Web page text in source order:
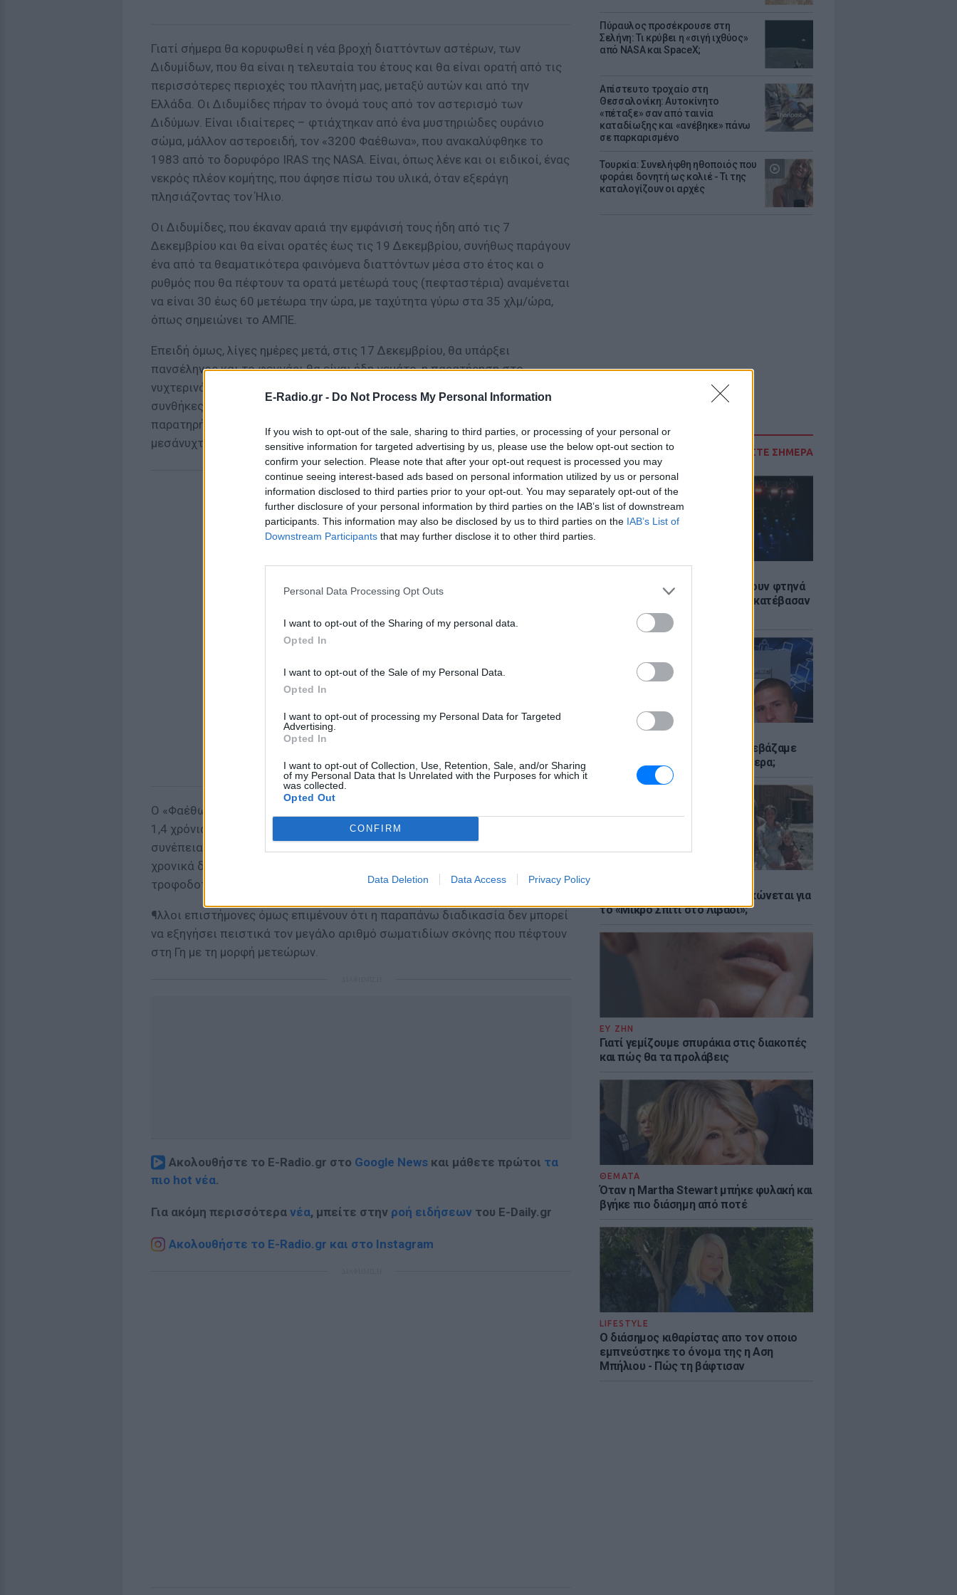
E-Radio.gr - Do Not Process My Personal Information
If you wish to opt-out of the sale, sharing to third parties, or processing of your personal or
sensitive information for targeted advertising by us, please use the below opt-out section to
confirm your selection. Please note that after your opt-out request is processed you may
continue seeing interest-based ads based on personal information utilized by us or personal
information disclosed to third parties prior to your opt-out. You may separately opt-out of the
further disclosure of your personal information by third parties on the IAB’s list of downstream
participants. This information may also be disclosed by us to third parties on the IAB’s List of
Downstream Participants that may further disclose it to other third parties.
Personal Data Processing Opt Outs
I want to opt-out of the Sharing of my personal data.
Opted In
I want to opt-out of the Sale of my Personal Data.
Opted In
I want to opt-out of processing my Personal Data for Targeted
Advertising.
Opted In
I want to opt-out of Collection, Use, Retention, Sale, and/or Sharing
of my Personal Data that Is Unrelated with the Purposes for which it
was collected.
Opted Out
CONFIRM
Data Deletion Data Access Privacy Policy
Πύραυλος προσέκρουσε στη
Σελήνη: Τι κρύβει η «σιγή ιχθύος»
από NASA και SpaceX;
Απίστευτο τροχαίο στη
Θεσσαλονίκη: Αυτοκίνητο
«πέταξε» σαν από ταινία
καταδίωξης και «ανέβηκε» πάνω
σε παρκαρισμένο
Τουρκία: Συνελήφθη ηθοποιός που
φοράει δoνητή ως κολιέ - Τι της
καταλογίζουν οι αρχές
ΔΙΑΒΑΣΤΕ ΣΗΜΕΡΑ
Οι συναυλίες επιτέλους βγάζουν φτηνά
εισιτήρια - Ποιοι καλλιτέχνες κατέβασαν
τις τιμές
Έφτιαξαν το Napster που κατεβάζαμε
μουσική - Πού βρίσκονται σήμερα;
Explainer: Γιατί η Αμερική τσακώνεται για
το «Μικρό Σπίτι στο Λιβάδι»;
ΕΥ ΖΗΝ
Γιατί γεμίζουμε σπυράκια στις διακοπές
και πώς θα τα προλάβεις
ΘΕΜΑΤΑ
Όταν η Martha Stewart μπήκε φυλακή και
βγήκε πιο διάσημη από ποτέ
LIFESTYLE
Ο διάσημος κιθαρίστας απο τον οποιο
εμπνεύστηκε το όνομα της η Αση
Μπήλιου - Πώς τη βάφτισαν
Γιατί σήμερα θα κορυφωθεί η νέα βροχή διαττόντων αστέρων, των
Διδυμίδων, που θα είναι η τελευταία του έτους και θα είναι ορατή από τις
περισσότερες περιοχές του πλανήτη μας, μεταξύ αυτών και από την
Ελλάδα. Οι Διδυμίδες πήραν το όνομά τους από τον αστερισμό των
Διδύμων. Είναι ιδιαίτερες – φτιάχτηκαν από ένα μυστηριώδες ουράνιο
σώμα, μάλλον αστεροειδή, τον «3200 Φαέθωνα», που ανακαλύφθηκε το
1983 από το δορυφόρο IRAS της NASA. Είναι, όπως λένε και οι ειδικοί, ένας
νεκρός πλέον κομήτης, που άφησε πίσω του υλικά, όταν εξεράγη
πλησιάζοντας τον Ήλιο.
Οι Διδυμίδες, που έκαναν αραιά την εμφάνισή τους ήδη από τις 7
Δεκεμβρίου και θα είναι ορατές έως τις 19 Δεκεμβρίου, συνήθως παράγουν
ένα από τα θεαματικότερα φαινόμενα διαττόντων μέσα στο έτος και ο
ρυθμός που θα πέφτουν τα ορατά μετέωρά τους (πεφταστέρια) αναμένεται
να είναι 30 έως 60 μετέωρα την ώρα, με ταχύτητα γύρω στα 35 χλμ/ώρα,
όπως σημειώνει το ΑΜΠΕ.
Επειδή όμως, λίγες ημέρες μετά, στις 17 Δεκεμβρίου, θα υπάρξει
πανσέληνος και το φεγγάρι θα είναι ήδη γεμάτο, η παρατήρηση στο
νυχτερινό ουρανό –ακόμα κι αν το επιτρέπουν οι κατά τόπους καιρικές
συνθήκες– δεν θα είναι εύκολη. Η καλύτερη κατεύθυνση για τις
παρατηρήσεις θα είναι προς το ανατολικό μέρος του ουρανού, μετά τα
μεσάνυχτα.
Ο «Φαέθων» έχει μια εκκεντρική, άκρως ελλειπτική τροχιά, η οποία κάθε
1,4 χρόνια περίπου τον φέρνει ανάμεσα στον Ερμή και στον Ήλιο, με
συνέπεια, σύμφωνα με τις εκτιμήσεις μερικών αστρονόμων, ανά τακτικά
χρονικά διαστήματα να ψήνεται από την ηλιακή ακτινοβολία και έτσι να
τροφοδοτεί με νέα σκόνη το ρεύμα που προκαλεί τις Διδυμίδες.
¶λλοι επιστήμονες όμως επιμένουν ότι η παραπάνω διαδικασία δεν μπορεί
να εξηγήσει πειστικά τον μεγάλο αριθμό σωματιδίων σκόνης που πέφτουν
στη Γη με τη μορφή μετεώρων.
Ακολουθήστε το E-Radio.gr στο Google News και μάθετε πρώτοι τα
πιο hot νέα.
Για ακόμη περισσότερα νέα, μπείτε στην ροή ειδήσεων του E-Daily.gr
Ακολουθήστε το E-Radio.gr και στο Instagram